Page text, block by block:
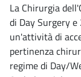
La Chirurgia
di Day Surgery
un'attività di
pertinenza
regime di Day/